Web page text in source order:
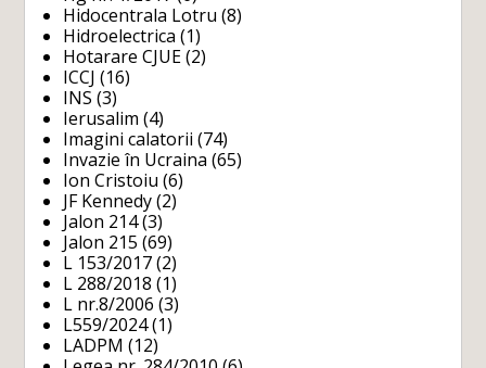
Hidocentrala Lotru (8)
Hidroelectrica (1)
Hotarare CJUE (2)
ICCJ (16)
INS (3)
Ierusalim (4)
Imagini calatorii (74)
Invazie în Ucraina (65)
Ion Cristoiu (6)
JF Kennedy (2)
Jalon 214(3)
Jalon 215 (69)
L 153/2017 (2)
L 288/2018 (1)
L nr.8/2006 (3)
L559/2024(1)
LADPM (12)